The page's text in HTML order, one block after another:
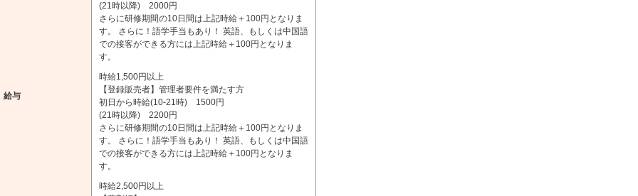
給与
(21時以降) 2000円
さらに研修期間の10日間は上記時給＋100円となりま
す。 さらに！語学手当もあり！ 英語、もしくは中国語
での接客ができる方には上記時給＋100円となりま
す。
時給1,500円以上
【登録販売者】管理者要件を満たす方
初日から時給(10-21時) 1500円
(21時以降) 2200円
さらに研修期間の10日間は上記時給＋100円となりま
す。 さらに！語学手当もあり！ 英語、もしくは中国語
での接客ができる方には上記時給＋100円となりま
す。
時給2,500円以上